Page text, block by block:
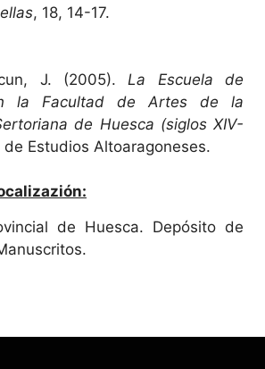
, 18, 14-17.
J. (2005).La Escuela de
la Facultad de Artes de la
de Huesca (siglos XIV-
Estudios Altoaragoneses.
de Huesca. Depósito de